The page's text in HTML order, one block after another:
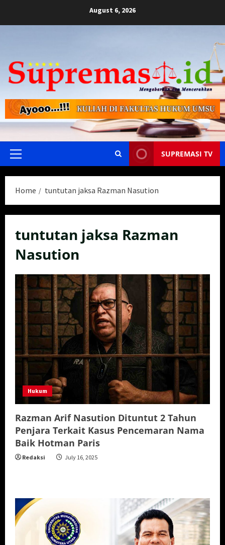
August 6, 2026
Primary
SUPREMASI TV
Home tuntutan jaksa Razman Nasution
tuntutan jaksa Razman
Nasution
Hukum
Razman Arif Nasution Dituntut 2 Tahun
Penjara Terkait Kasus Pencemaran Nama
Baik Hotman Paris
Redaksi July 16, 2025